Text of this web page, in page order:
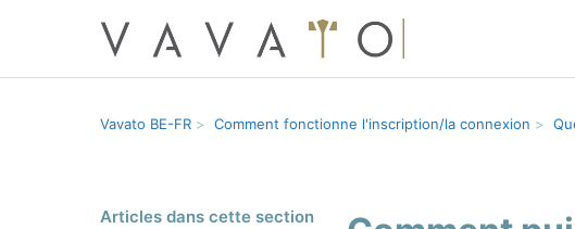
Vavato BE-FR Comment fonctionne l'inscription/la connexion
Articles dans cette section